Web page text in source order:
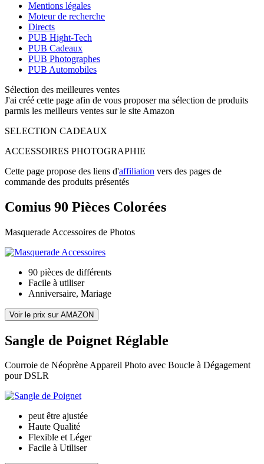
Mentions légales
Moteur de recherche
Directs
PUB Hight-Tech
PUB Cadeaux
PUB Photographes
PUB Automobiles
Sélection des meilleures ventes
J'ai créé cette page afin de vous proposer ma sélection de produits
parmis les meilleurs ventes sur le site Amazon
SELECTION CADEAUX
ACCESSOIRES PHOTOGRAPHIE
Cette page propose des liens d'affiliation vers des pages de
commande des produits présentés
Comius 90 Pièces Colorées
Masquerade Accessoires de Photos
90 pièces de différents
Facile à utiliser
Anniversaire, Mariage
Voir le prix sur AMAZON
Sangle de Poignet Réglable
Courroie de Néoprène Appareil Photo avec Boucle à Dégagement
pour DSLR
peut être ajustée
Haute Qualité
Flexible et Léger
Facile à Utiliser